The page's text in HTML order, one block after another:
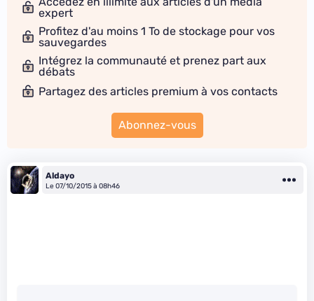
expert
Profitez d'au moins 1 To de stockage pour vos
sauvegardes
Intégrez la communauté et prenez part aux
débats
Partagez des articles premium à vos contacts
Abonnez-vous
Aldayo
Le 07/10/2015 à 08h46